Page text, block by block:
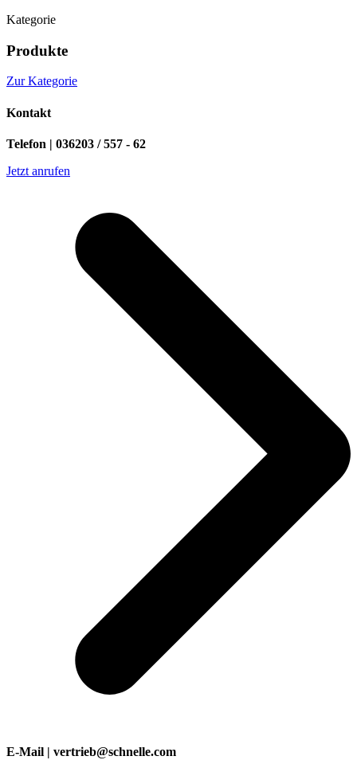
Kategorie
Produkte
Zur Kategorie
Kontakt
Telefon | 036203 / 557 - 62
Jetzt anrufen
E-Mail | vertrieb@schnelle.com